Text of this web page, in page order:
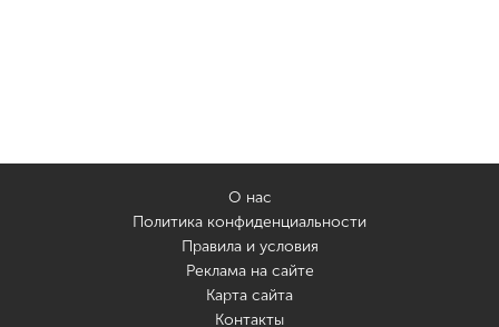
О нас
Политика конфиденциальности
Правила и условия
Реклама на сайте
Карта сайта
Контакты